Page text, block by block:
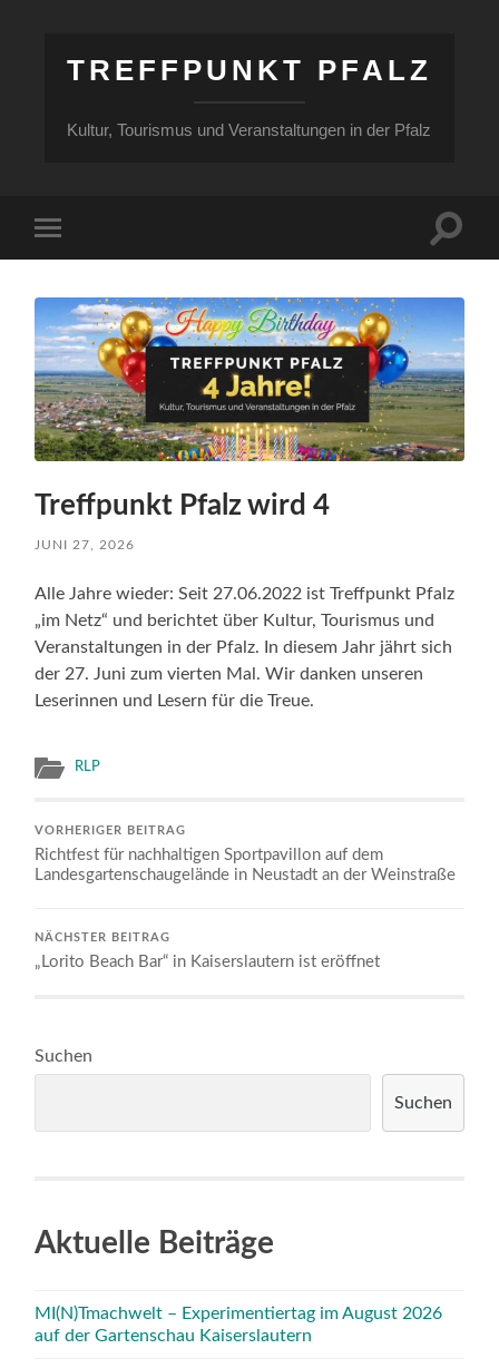
TREFFPUNKT PFALZ
Kultur, Tourismus und Veranstaltungen in der Pfalz
Menü
Treffpunkt Pfalz wird 4
JUNI 27, 2026
Alle Jahre wieder: Seit 27.06.2022 ist Treffpunkt Pfalz
„im Netz“ und berichtet über Kultur, Tourismus und
Veranstaltungen in der Pfalz. In diesem Jahr jährt sich
der 27. Juni zum vierten Mal. Wir danken unseren
Leserinnen und Lesern für die Treue.
RLP
VORHERIGER BEITRAG
Richtfest für nachhaltigen Sportpavillon auf dem
Landesgartenschaugelände in Neustadt an der Weinstraße
NÄCHSTER BEITRAG
„Lorito Beach Bar“ in Kaiserslautern ist eröffnet
Suchen
Suchen
Aktuelle Beiträge
MI(N)Tmachwelt – Experimentiertag im August 2026
auf der Gartenschau Kaiserslautern